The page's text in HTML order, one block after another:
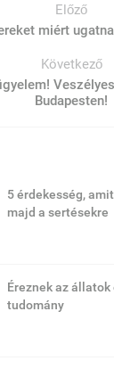
Előző
miért
Következő
Budapesten!
5 érdekesség,
majd a sertésekre
Éreznek az
tudomány